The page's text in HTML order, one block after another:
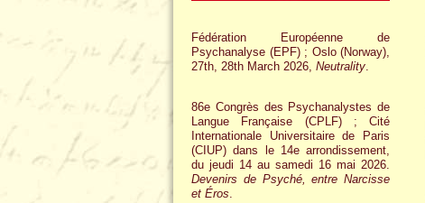
Fédération Européenne de
Psychanalyse (EPF) ; Oslo (Norway),
27th, 28th March 2026, Neutrality
86e Congrès des Psychanalystes de
Langue Française (CPLF) ; Cité
Internationale Universitaire de Paris
(CIUP) dans le 14e arrondissement,
du jeudi 14 au samedi 16 mai 2026.
Devenirs de Psyché, entre Narcisse
et Éros